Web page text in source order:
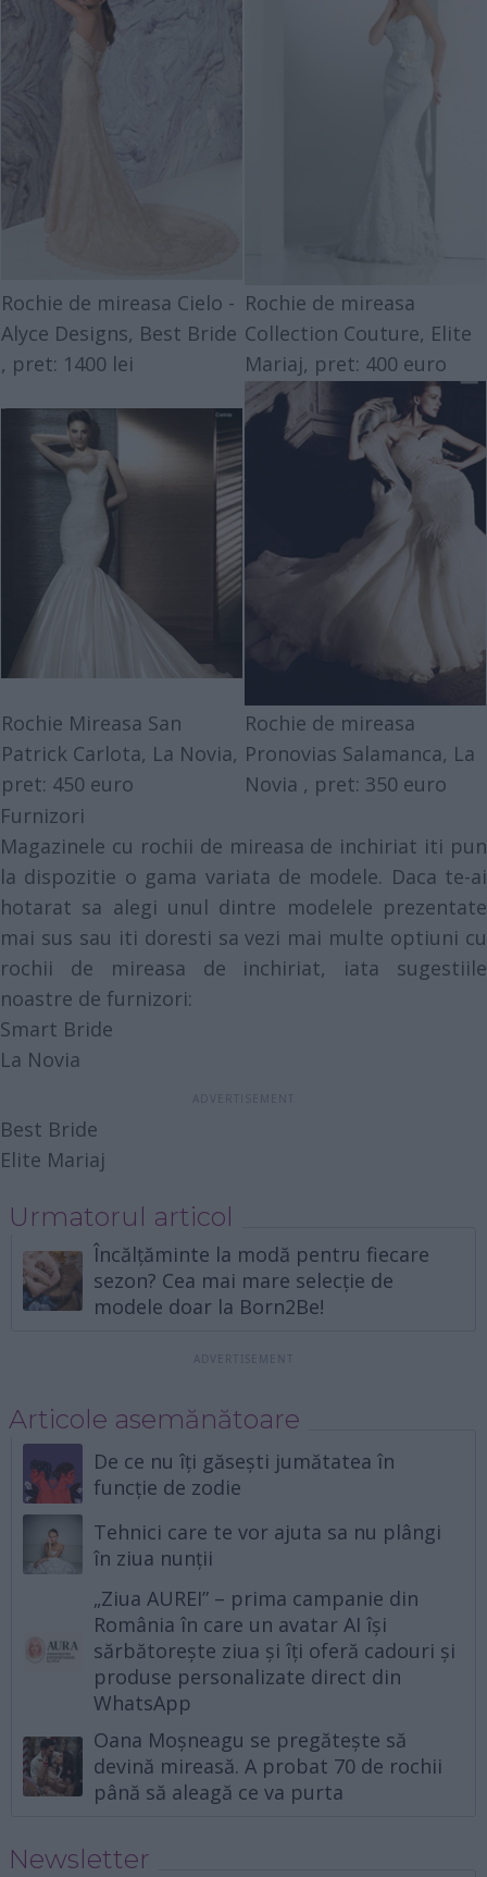
Rochie de mireasa Cielo -
Alyce Designs, Best Bride
, pret: 1400 lei
Rochie de mireasa
Collection Couture, Elite
Mariaj, pret: 400 euro
Rochie Mireasa San
Patrick Carlota, La Novia,
pret: 450 euro
Rochie de mireasa
Pronovias Salamanca, La
Novia , pret: 350 euro
Furnizori
Magazinele cu rochii de mireasa de inchiriat iti pun
la dispozitie o gama variata de modele. Daca te-ai
hotarat sa alegi unul dintre modelele prezentate
mai sus sau iti doresti sa vezi mai multe optiuni cu
rochii de mireasa de inchiriat, iata sugestiile
noastre de furnizori:
Smart Bride
La Novia
Best Bride
Elite Mariaj
Urmatorul articol
Încălțăminte la modă pentru fiecare
sezon? Cea mai mare selecție de
modele doar la Born2Be!
Articole asemănătoare
De ce nu îți găsești jumătatea în
funcție de zodie
Tehnici care te vor ajuta sa nu plângi
în ziua nunții
„Ziua AUREI” – prima campanie din
România în care un avatar AI își
sărbătorește ziua și îți oferă cadouri și
produse personalizate direct din
WhatsApp
Oana Moșneagu se pregătește să
devină mireasă. A probat 70 de rochii
până să aleagă ce va purta
Newsletter